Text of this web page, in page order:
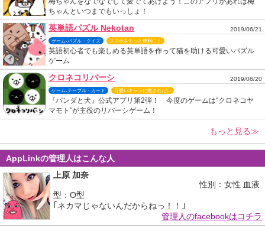
ちゃんといつまでもいっしょ！
英単語パズル Nekotan 2019/06/21
ゲーム-パズル・クイズ スマホをもっと便利に！
英語初心者でも楽しめる英単語を作って猫を助ける可愛いパズル
ゲーム
クロネコリバーシ 2019/06/20
ゲーム-テーブル・カード 可愛いキャラに癒されたい
『パンダと犬』公式アプリ第2弾！ 今度のゲームは“クロネコヤ
マモト”が主役のリバーシゲーム！
もっと見る≫
AppLinkの管理人はこんな人
上原 加奈
性別：女性 血液
型：O型
｢ネカマじゃないんだからねっ！！｣
管理人のfacebookはコチラ